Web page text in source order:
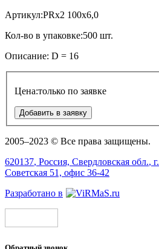
Артикул:PRx2 100x6,0
Кол-во в упаковке:500 шт.
Описание: D = 16
Цена:только по заявке
Добавить в заявку
2005–2023 © Все права защищены.
620137, Россия, Свердловская обл., г.
Советская 51, офис 36-42
Разработано в